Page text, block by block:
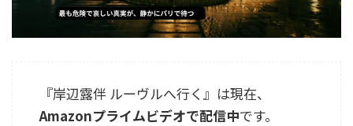
『岸辺露伴 ルーヴルへ行く』は現在、
Amazonプライムビデオで配信中です。